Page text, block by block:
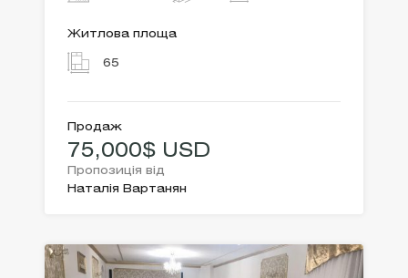
Житлова площа
65
Продаж
75,000$ USD
Пропозиція від
Наталія Вартанян